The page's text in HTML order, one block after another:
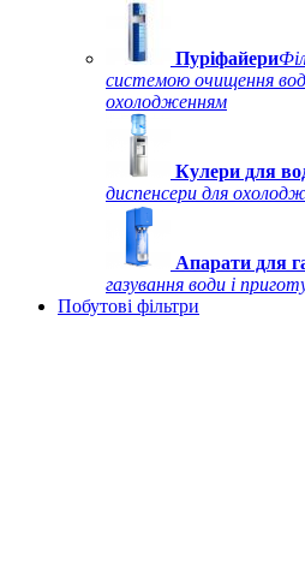
Пуріфайери
системою очищення
охолодженням
Кулери для
диспенсери для
Апарати для
газування води і
Побутові фільтри